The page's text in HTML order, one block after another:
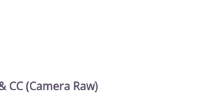
CC (Camera Raw)